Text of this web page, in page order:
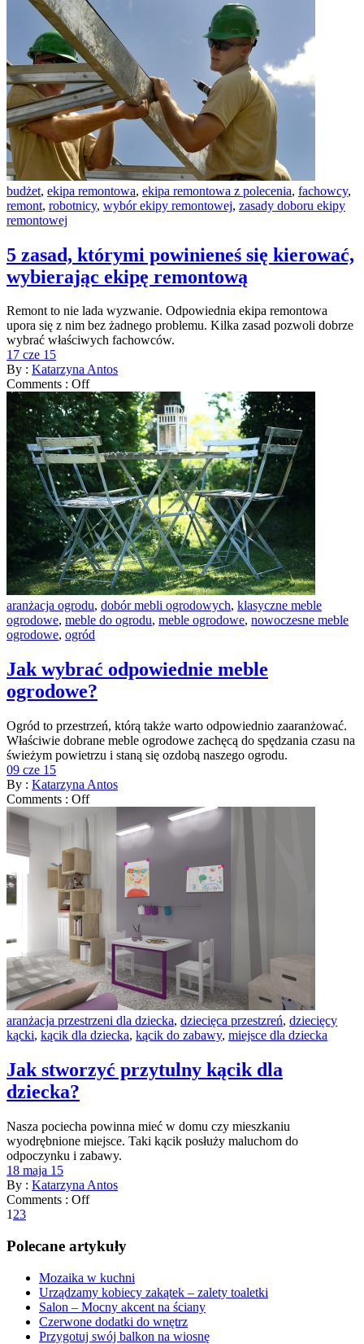
budżet, ekipa remontowa, ekipa remontowa z polecenia, fachowcy,
remont, robotnicy, wybór ekipy remontowej, zasady doboru ekipy
remontowej
5 zasad, którymi powinieneś się kierować,
wybierając ekipę remontową
Remont to nie lada wyzwanie. Odpowiednia ekipa remontowa
upora się z nim bez żadnego problemu. Kilka zasad pozwoli dobrze
wybrać właściwych fachowców.
17 cze 15
By : Katarzyna Antos
Comments : Off
aranżacja ogrodu, dobór mebli ogrodowych, klasyczne meble
ogrodowe, meble do ogrodu, meble ogrodowe, nowoczesne meble
ogrodowe, ogród
Jak wybrać odpowiednie meble
ogrodowe?
Ogród to przestrzeń, którą także warto odpowiednio zaaranżować.
Właściwie dobrane meble ogrodowe zachęcą do spędzania czasu na
świeżym powietrzu i staną się ozdobą naszego ogrodu.
09 cze 15
By : Katarzyna Antos
Comments : Off
aranżacja przestrzeni dla dziecka, dziecięca przestzreń, dziecięcy
kącki, kącik dla dziecka, kącik do zabawy, miejsce dla dziecka
Jak stworzyć przytulny kącik dla
dziecka?
Nasza pociecha powinna mieć w domu czy mieszkaniu
wyodrębnione miejsce. Taki kącik posłuży maluchom do
odpoczynku i zabawy.
18 maja 15
By : Katarzyna Antos
Comments : Off
1 23
Polecane artykuły
Mozaika w kuchni
Urządzamy kobiecy zakątek – zalety toaletki
Salon – Mocny akcent na ściany
Czerwone dodatki do wnętrz
Przygotuj swój balkon na wiosnę